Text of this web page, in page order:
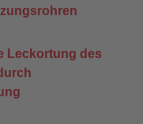
Leckortung des